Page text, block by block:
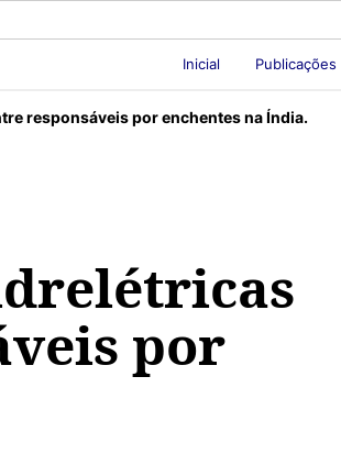
Inicial Publicações
responsáveis por enchentes na Índia.
por